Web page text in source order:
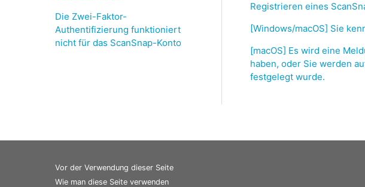
Die Zwei-Faktor-
Authentifizierung funktioniert
nicht für das ScanSnap-Konto
Registrieren eines
[Windows/macOS] Sie
[macOS] Es wird eine
haben, oder Sie werden
festgelegt wurde.
Vor der Verwendung dieser Seite
Wie man diese Seite verwenden